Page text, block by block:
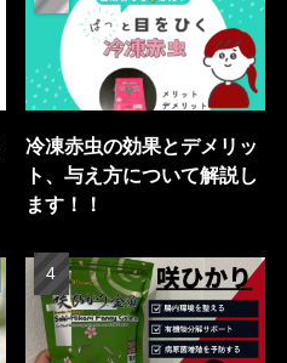
冷凍赤虫の効果とデメリッ
ト、与え方について解説し
ます！！